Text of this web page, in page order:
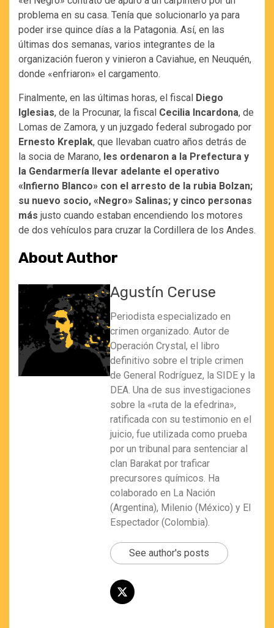
problema en su casa. Tenía que solucionarlo ya para
poder irse quince días a la Patagonia. Así, en las
últimas dos semanas, varios integrantes de la
organización fueron y vinieron a Caviahue, en Neuquén,
donde «enfriaron» el cargamento.
Finalmente, en las últimas horas, el fiscal Diego
Iglesias, de la Procunar, la fiscal Cecilia Incardona, de
Lomas de Zamora, y un juzgado federal subrogado por
Ernesto Kreplak, que llevaban cuatro años detrás de
la socia de Marano, les ordenaron a la Prefectura y
la Gendarmería llevar adelante el operativo
«Infierno Blanco» con el arresto de la rubia Bolzan;
su nuevo socio, «Negro» Salinas; y cinco personas
más justo cuando estaban encendiendo los motores
de dos vehículos para cruzar la Cordillera de los Andes.
About Author
Agustín Ceruse
Periodista especializado en
crimen organizado. Autor de
Operación Crystal, el libro
definitivo sobre el triple crimen
de General Rodríguez, la SIDE y la
DEA. Una de sus investigaciones
sobre la «ruta de la efedrina»,
ratificada con su testimonio en el
juicio, fue utilizada como prueba
por un tribunal para sentenciar al
clan Barakat por traficar
precursores químicos. Ha
colaborado en La Nación
(Argentina), Milenio (México) y El
Espectador (Colombia).
See author's posts